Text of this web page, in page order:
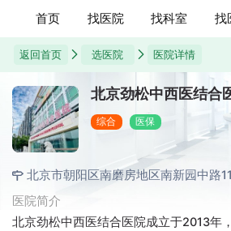
首页 找医院 找科室 找
返回首页 选医院 医院详情
北京劲松中西医结合
综合 医保
北京市朝阳区南磨房地区南新园中路
医院简介
北京劲松中西医结合医院成立于2013年